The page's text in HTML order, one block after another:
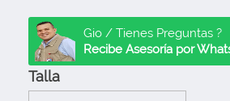
Gio / Tienes Preguntas ?
Recibe Asesoría por
Talla